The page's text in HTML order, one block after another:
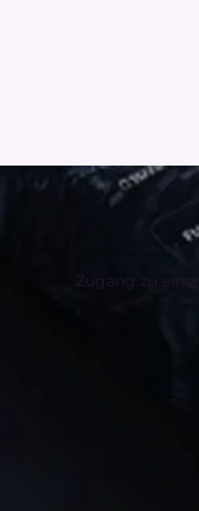
Zugang zu